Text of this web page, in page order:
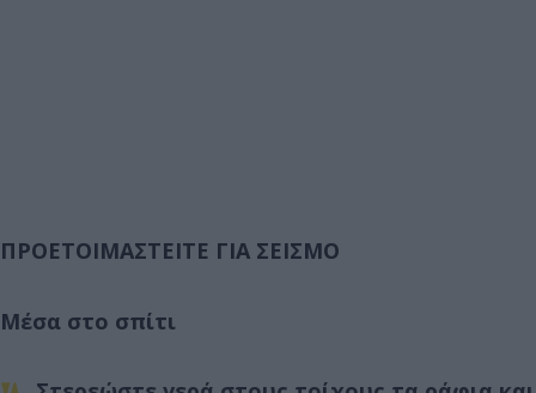
ΠΡΟΕΤΟΙΜΑΣΤΕΙΤΕ ΓΙΑ ΣΕΙΣΜΟ
Μέσα στο σπίτι